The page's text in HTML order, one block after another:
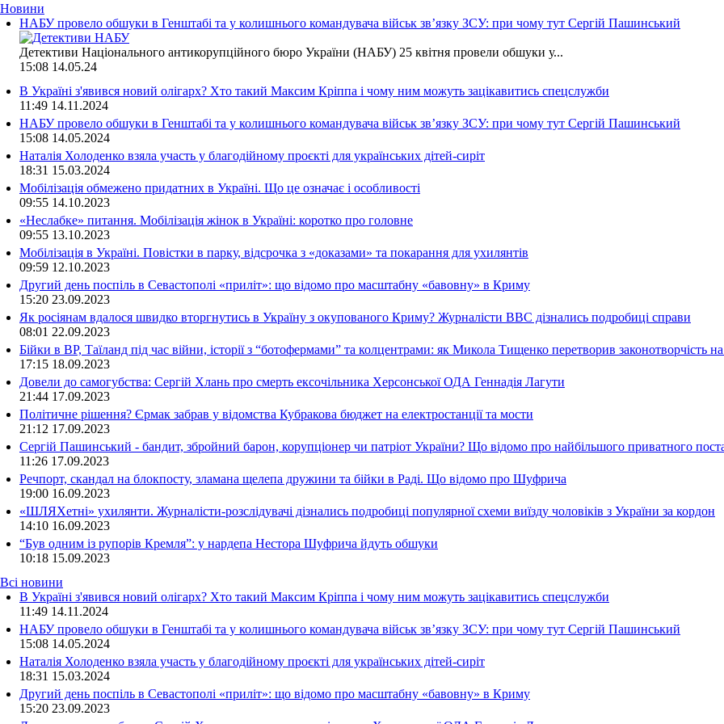
Новини
НАБУ провело обшуки в Генштабі та у колишнього командувача військ зв’язку ЗСУ: при чому тут Сергій Пашинський
Детективи Національного антикорупційного бюро України (НАБУ) 25 квітня провели обшуки у...
15:08 14.05.24
В Україні з'явився новий олігарх? Хто такий Максим Кріппа і чому ним можуть зацікавитись спецслужби
11:49 14.11.2024
НАБУ провело обшуки в Генштабі та у колишнього командувача військ зв’язку ЗСУ: при чому тут Сергій Пашинський
15:08 14.05.2024
Наталія Холоденко взяла участь у благодійному проєкті для українських дітей-сиріт
18:31 15.03.2024
Мобілізація обмежено придатних в Україні. Що це означає і особливості
09:55 14.10.2023
«Неслабке» питання. Мобілізація жінок в Україні: коротко про головне
09:55 13.10.2023
Мобілізація в Україні. Повістки в парку, відсрочка з «доказами» та покарання для ухилянтів
09:59 12.10.2023
Другий день поспіль в Севастополі «приліт»: що відомо про масштабну «бавовну» в Криму
15:20 23.09.2023
Як росіянам вдалося швидко вторгнутись в Україну з окупованого Криму? Журналісти ВВС дізнались подробиці справи
08:01 22.09.2023
Бійки в ВР, Таїланд під час війни, історії з “ботофермами” та колцентрами: як Микола Тищенко перетворив законотворчість на
17:15 18.09.2023
Довели до самогубства: Сергій Хлань про смерть ексочільника Херсонської ОДА Геннадія Лагути
21:44 17.09.2023
Політичне рішення? Єрмак забрав у відомства Кубракова бюджет на електростанції та мости
21:12 17.09.2023
Сергій Пашинський - бандит, збройний барон, корупціонер чи патріот України? Що відомо про найбільшого приватного
11:26 17.09.2023
Речпорт, скандал на блокпосту, зламана щелепа дружини та бійки в Раді. Що відомо про Шуфрича
19:00 16.09.2023
«ШЛЯХетні» ухилянти. Журналісти-розслідувачі дізнались подробиці популярної схеми виїзду чоловіків з України за кордон
14:10 16.09.2023
“Був одним із рупорів Кремля”: у нардепа Нестора Шуфрича йдуть обшуки
10:18 15.09.2023
Всі новини
В Україні з'явився новий олігарх? Хто такий Максим Кріппа і чому ним можуть зацікавитись спецслужби
11:49 14.11.2024
НАБУ провело обшуки в Генштабі та у колишнього командувача військ зв’язку ЗСУ: при чому тут Сергій Пашинський
15:08 14.05.2024
Наталія Холоденко взяла участь у благодійному проєкті для українських дітей-сиріт
18:31 15.03.2024
Другий день поспіль в Севастополі «приліт»: що відомо про масштабну «бавовну» в Криму
15:20 23.09.2023